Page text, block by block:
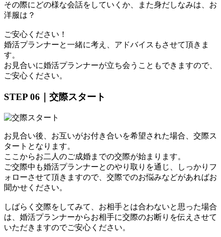
その際にどの様な会話をしていくか、また身だしなみは、お
洋服は？
ご安心ください！
婚活プランナーと一緒に考え、アドバイスもさせて頂きま
す。
お見合いに婚活プランナーが立ち会うこともできますので、
ご安心ください。
STEP 06｜交際スタート
お見合い後、お互いがお付き合いを希望された場合、交際ス
タートとなります。
ここからお二人のご成婚までの交際が始まります。
ご交際中も婚活プランナーとのやり取りを通じ、しっかりフ
ォローさせて頂きますので、交際でのお悩みなどがあればお
聞かせください。
しばらく交際をしてみて、お相手とは合わないと思った場合
は、婚活プランナーからお相手に交際のお断りを伝えさせて
いただきますのでご安心ください。